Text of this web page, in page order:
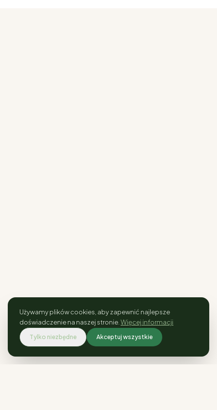
Używamy plików cookies, aby zapewnić najlepsze
doświadczenie na naszej stronie. Więcej informacji
Tylko niezbędne Akceptuj wszystkie